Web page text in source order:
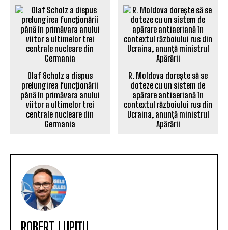
Olaf Scholz a dispus
prelungirea funcționării
până în primăvara anului
viitor a ultimelor trei
centrale nucleare din
Germania
R. Moldova dorește să se
doteze cu un sistem de
apărare antiaeriană în
contextul războiului rus din
Ucraina, anunță ministrul
Apărării